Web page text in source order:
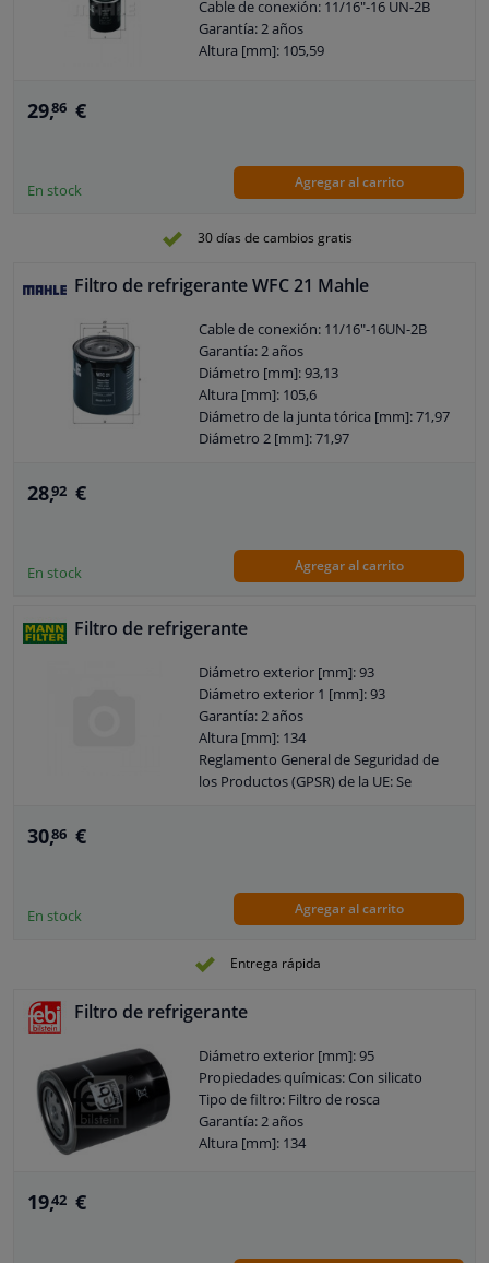
Cable de conexión: 11/16"-16 UN-2B
Garantía: 2 años
Altura [mm]: 105,59
29,86 €
En stock Agregar al carrito
30 días de cambios gratis
Filtro de refrigerante WFC 21 Mahle
Cable de conexión: 11/16"-16UN-2B
Garantía: 2 años
Diámetro [mm]: 93,13
Altura [mm]: 105,6
Diámetro de la junta tórica [mm]: 71,97
Diámetro 2 [mm]: 71,97
28,92 €
En stock Agregar al carrito
Filtro de refrigerante
Diámetro exterior [mm]: 93
Diámetro exterior 1 [mm]: 93
Garantía: 2 años
Altura [mm]: 134
Reglamento General de Seguridad de
los Productos (GPSR) de la UE: Se
30,86 €
En stock Agregar al carrito
Entrega rápida
Filtro de refrigerante
Diámetro exterior [mm]: 95
Propiedades químicas: Con silicato
Tipo de filtro: Filtro de rosca
Garantía: 2 años
Altura [mm]: 134
19,42 €